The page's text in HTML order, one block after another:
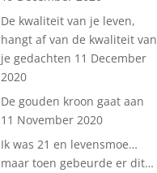
De kwaliteit van je leven,
hangt af van de kwaliteit van
je gedachten 11 December
2020
De gouden kroon gaat aan
11 November 2020
Ik was 21 en levensmoe…
maar toen gebeurde er dit…